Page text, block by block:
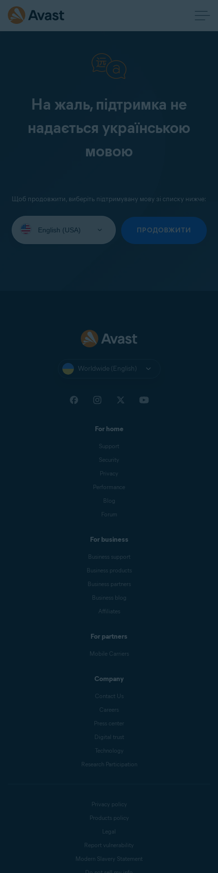
На жаль, підтримка не
надається українською
мовою
Щоб продовжити, виберіть підтримувану мову зі списку нижче:
your
ПРОДОВЖИТИ
Worldwide (English)
For home
Support
Security
Privacy
Performance
Blog
Forum
For business
Business support
Business products
Business partners
Business blog
Affiliates
For partners
Mobile Carriers
Company
Contact Us
Careers
Press center
Digital trust
Technology
Research Participation
Privacy policy
Products policy
Legal
Report vulnerability
Modern Slavery Statement